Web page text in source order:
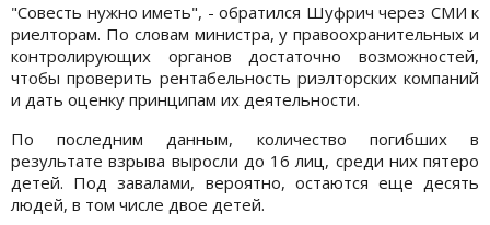
"Совесть нужно иметь", - обратился Шуфрич через СМИ к
риелторам. По словам министра, у правоохранительных и
контролирующих органов достаточно возможностей,
чтобы проверить рентабельность риэлторских компаний
и дать оценку принципам их деятельности.
По последним данным, количество погибших в
результате взрыва выросли до 16 лиц, среди них пятеро
детей. Под завалами, вероятно, остаются еще десять
людей, в том числе двое детей.